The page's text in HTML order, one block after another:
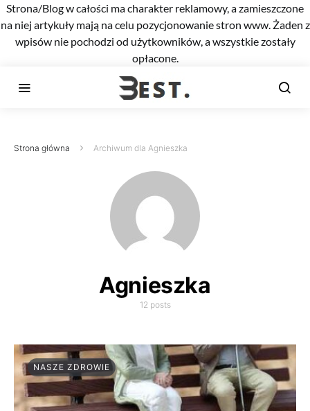
Strona/Blog w całości ma charakter reklamowy, a zamieszczone
na niej artykuły mają na celu pozycjonowanie stron www. Żaden z
wpisów nie pochodzi od użytkowników, a wszystkie zostały
opłacone.
Strona główna Archiwum dla Agnieszka
Agnieszka
12 posts
NASZE ZDROWIE